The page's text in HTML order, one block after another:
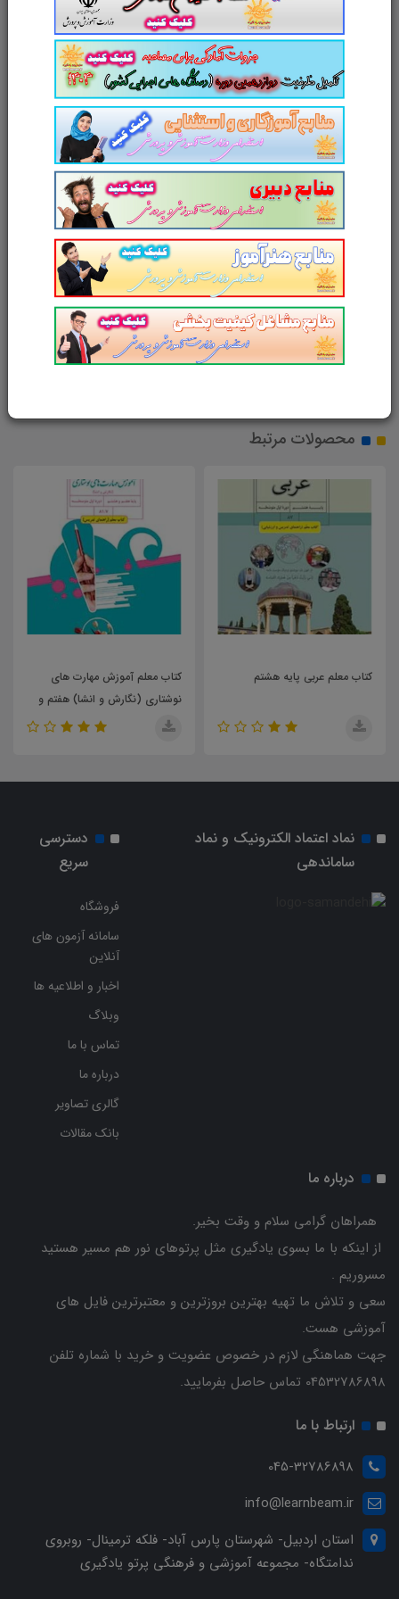
نام و نام خانوادگی
پست الکترونیک
آدرس وب‌سایت
امتیاز شما به محصول
محصولات مرتبط
هشتم
کتاب معلم آموزش مهارت های
نوشتاری (نگارش و انشا) هفتم و
هشتم
کتاب معلم عربی
نماد اعتماد الکترونیک و نماد
ساماندهی
دسترسی
سریع
فروشگاه
سامانه آزمون های
آنلاین
اخبار و اطلاعیه ها
وبلاگ
تماس با ما
درباره ما
گالری تصاویر
بانک مقالات
درباره ما
همراهان گرامی سلام و وقت بخیر.
از اینکه با ما بسوی یادگیری مثل پرتوهای نور هم مسیر هستید
مسروریم .
سعی و تلاش ما تهیه بهترین بروزترین و معتبرترین فایل های
آموزشی هست.
جهت هماهنگی لازم در خصوص عضویت و خرید با شماره تلفن
04532786898 تماس حاصل بفرمایید.
ارتباط با ما
045-32786898
info@learnbeam.ir
استان اردبیل- شهرستان پارس آباد- فلکه ترمینال- روبروی
ندامتگاه- مجموعه آموزشی و فرهنگی پرتو یادگیری